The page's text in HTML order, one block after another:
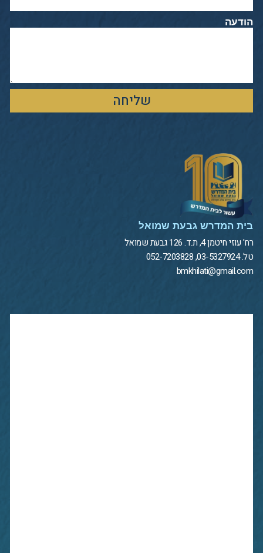
הודעה
שליחה
בית המדרש גבעת שמואל
רח' עוזי חיטמן 4, ת.ד. 126 גבעת שמואל
טל. 03-5327924, 052-7203828
bmkhilati@gmail.com